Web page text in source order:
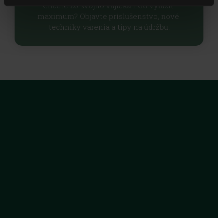
Chcete zo svojho vajíčka EGG vyťažiť
maximum? Objavte príslušenstvo, nové
techniky varenia a tipy na údržbu.